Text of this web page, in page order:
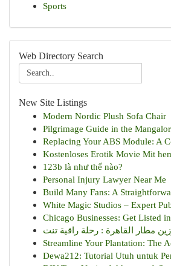
Sports
Web Directory Search
New Site Listings
Modern Nordic Plush Sofa Chair
Pilgrimage Guide in the
Replacing Your ABS Module: A
Kostenloses Erotik Movie Mit
123b là như thế nào?
Personal Injury Lawyer Near Me
Build Many Fans: A
White Magic Studios – Expert
Chicago Businesses: Get Listed
Streamline Your Plantation: The
Dewa212: Tutorial Utuh untuk